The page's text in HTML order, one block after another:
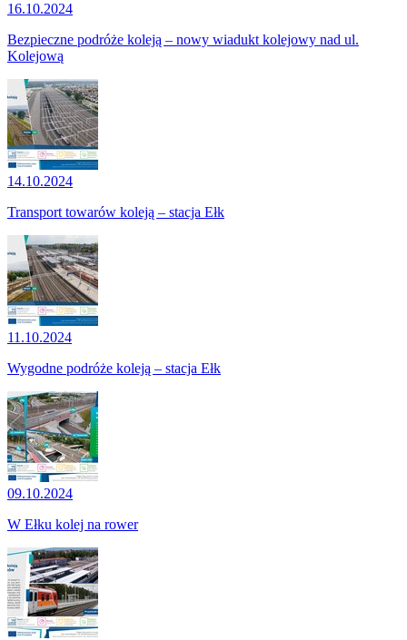
16.10.2024
Bezpieczne podróże koleją – nowy wiadukt kolejowy nad ul.
Kolejową
14.10.2024
Transport towarów koleją – stacja Ełk
11.10.2024
Wygodne podróże koleją – stacja Ełk
09.10.2024
W Ełku kolej na rower